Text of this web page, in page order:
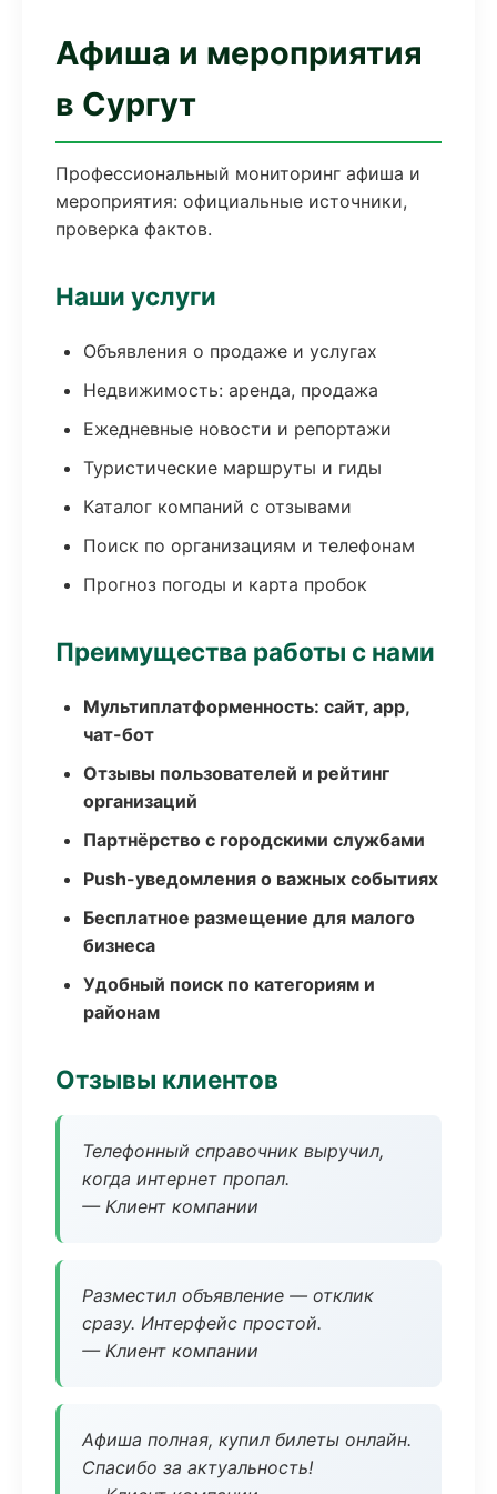
Афиша и мероприятия
в Сургут
Профессиональный мониторинг афиша и
мероприятия: официальные источники,
проверка фактов.
Наши услуги
Объявления о продаже и услугах
Недвижимость: аренда, продажа
Ежедневные новости и репортажи
Туристические маршруты и гиды
Каталог компаний с отзывами
Поиск по организациям и телефонам
Прогноз погоды и карта пробок
Преимущества работы с нами
Мультиплатформенность: сайт, app,
чат-бот
Отзывы пользователей и рейтинг
организаций
Партнёрство с городскими службами
Push-уведомления о важных событиях
Бесплатное размещение для малого
бизнеса
Удобный поиск по категориям и
районам
Отзывы клиентов
Телефонный справочник выручил,
когда интернет пропал.
— Клиент компании
Разместил объявление — отклик
сразу. Интерфейс простой.
— Клиент компании
Афиша полная, купил билеты онлайн.
Спасибо за актуальность!